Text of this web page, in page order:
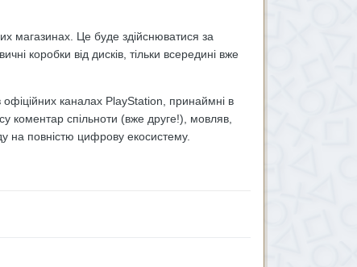
магазинах. Це буде здійснюватися за
коробки від дисків, тільки всередині вже
каналах PlayStation, принаймні в
коментар спільноти (вже друге!), мовляв,
на повністю цифрову екосистему.